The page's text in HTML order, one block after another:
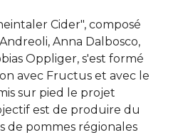
Cider", composé
Anna Dalbosco,
Oppliger, s'est formé
avec Fructus et avec le
sur pied le projet
est de produire du
de pommes régionales